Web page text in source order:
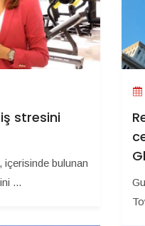
stresini
içerisinde bulunan
...